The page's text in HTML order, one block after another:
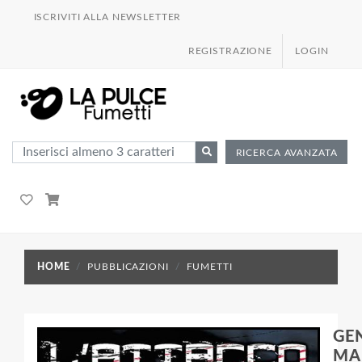
ISCRIVITI ALLA NEWSLETTER
REGISTRAZIONE LOGIN
RICERCA AVANZATA
HOME PUBBLICAZIONI FUMETTI